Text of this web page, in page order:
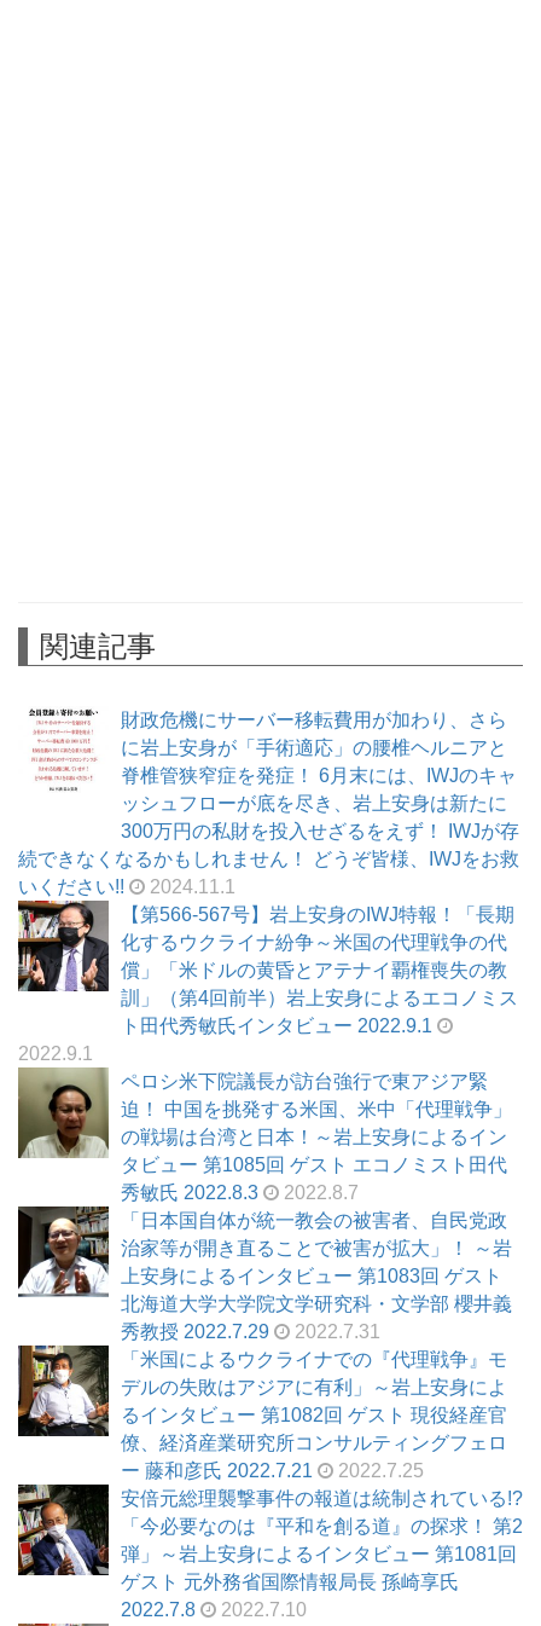
関連記事
財政危機にサーバー移転費用が加わり、さら
に岩上安身が「手術適応」の腰椎ヘルニアと
脊椎管狭窄症を発症！ 6月末には、IWJのキャ
ッシュフローが底を尽き、岩上安身は新たに
300万円の私財を投入せざるをえず！ IWJが存
続できなくなるかもしれません！ どうぞ皆様、IWJをお救
いください!!
2024.11.1
【第566-567号】岩上安身のIWJ特報！「長期
化するウクライナ紛争～米国の代理戦争の代
償」「米ドルの黄昏とアテナイ覇権喪失の教
訓」（第4回前半）岩上安身によるエコノミス
ト田代秀敏氏インタビュー 2022.9.1
2022.9.1
ペロシ米下院議長が訪台強行で東アジア緊
迫！ 中国を挑発する米国、米中「代理戦争」
の戦場は台湾と日本！～岩上安身によるイン
タビュー 第1085回 ゲスト エコノミスト田代
秀敏氏 2022.8.3
2022.8.7
「日本国自体が統一教会の被害者、自民党政
治家等が開き直ることで被害が拡大」！ ～岩
上安身によるインタビュー 第1083回 ゲスト
北海道大学大学院文学研究科・文学部 櫻井義
秀教授 2022.7.29
2022.7.31
「米国によるウクライナでの『代理戦争』モ
デルの失敗はアジアに有利」～岩上安身によ
るインタビュー 第1082回 ゲスト 現役経産官
僚、経済産業研究所コンサルティングフェロ
ー 藤和彦氏 2022.7.21
2022.7.25
安倍元総理襲撃事件の報道は統制されている!?
「今必要なのは『平和を創る道』の探求！ 第2
弾」～岩上安身によるインタビュー 第1081回
ゲスト 元外務省国際情報局長 孫崎享氏
2022.7.8
2022.7.10